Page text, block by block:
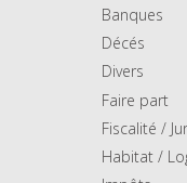
Banques
Décés
Divers
Faire part
Fiscalité /
Habitat /